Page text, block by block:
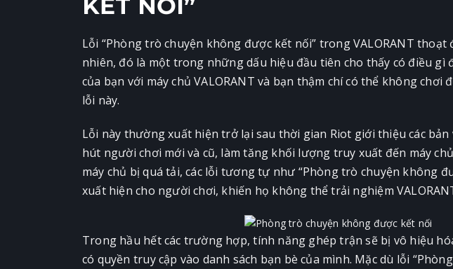
Lỗi “Phòng trò chuyện không được kết nối” trong VALORANT thoạt
nhiên, đó là một trong những dấu hiệu đầu tiên cho thấy có điều
của bạn với máy chủ VALORANT và bạn thậm chí có thể không chơi
lỗi này.
Lỗi này thường xuất hiện trở lại sau thời gian Riot giới thiệu các bản
hút người chơi mới và cũ, làm tăng khối lượng truy xuất đến máy chủ
máy chủ bị quá tải, các lỗi tương tự như “Phòng trò chuyện không
xuất hiện cho người chơi, khiến họ không thể trải nghiệm
Trong hầu hết các trường hợp, tính năng ghép trận sẽ bị vô hiệu
có quyền truy cập vào danh sách bạn bè của mình. Mặc dù lỗi